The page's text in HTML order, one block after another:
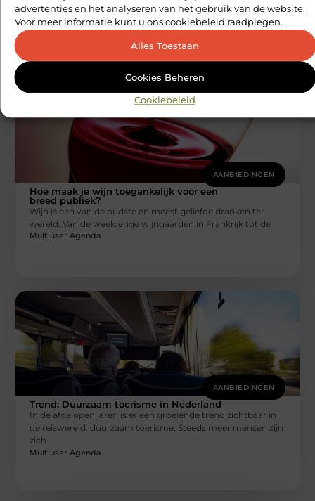
advertenties en het analyseren van het gebruik van de website.
Voor meer informatie kunt u ons cookiebeleid raadplegen.
Alles Toestaan
Cookies Beheren
Cookiebeleid
vertegenwoordigen een levensstijl, een passie voor vrijheid
en avontuur. Of je
AANBIEDINGEN
Hoe maak je wijn toegankelijk voor een
breed publiek?
Wijn is een van de oudste en meest geliefde dranken ter
wereld. Van de weelderige wijngaarden in Frankrijk tot de
Multiuser Agenda
AANBIEDINGEN
Trend: Duurzaam toerisme in Nederland
In de afgelopen jaren is er een groeiende trend zichtbaar in
de reiswereld: duurzaam toerisme. Steeds meer mensen zijn
zich
Multiuser Agenda